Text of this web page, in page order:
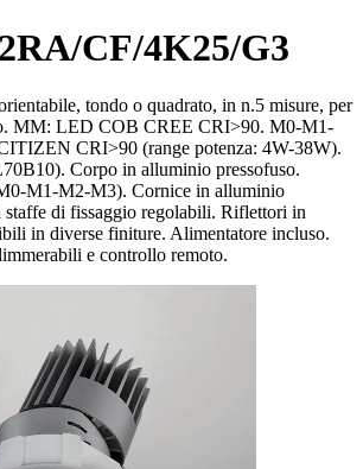
CF/4K25/G3
tondo o quadrato, in n.5 misure, per
MM: LED COB CREE CRI>90. M0-M1-
CRI>90 (range potenza: 4W-38W).
Corpo in alluminio pressofuso.
M1-M2-M3). Cornice in alluminio
staffe di fissaggio regolabili. Riflettori in
in diverse finiture. Alimentatore incluso.
e controllo remoto.